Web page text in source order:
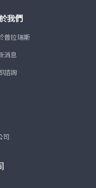
我們
普拉瑞斯
消息
諮詢
司